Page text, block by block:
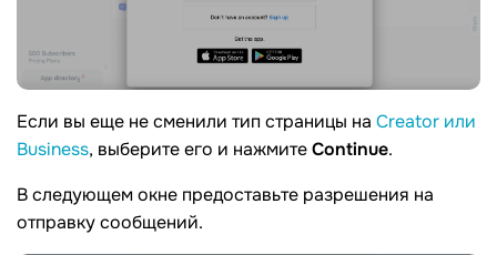
Если вы еще не сменили тип страницы на Creator или
Business, выберите его и нажмитеContinue.
В следующем окне предоставьте разрешения на
отправку сообщений.